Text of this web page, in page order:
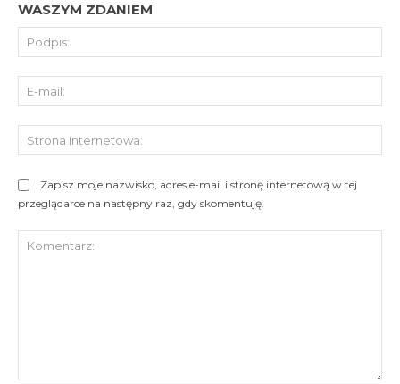
WASZYM ZDANIEM
Zapisz moje nazwisko, adres e-mail i stronę internetową w tej
przeglądarce na następny raz, gdy skomentuję.